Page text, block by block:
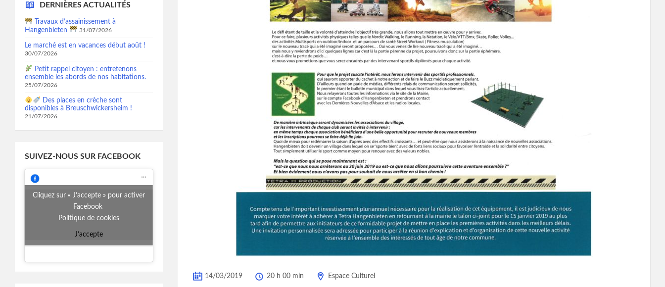
14/03/2019 20 h 00 min Espace Culturel
DERNIÈRES ACTUALITÉS
Travaux d’assainissement à
Hangenbieten
31/07/2026
Le marché est en vacances début août !
30/07/2026
Petit rappel citoyen : entretenons
ensemble les abords de nos habitations.
25/07/2026
Des places en crèche sont
disponibles à Breuschwickersheim !
21/07/2026
SUIVEZ-NOUS SUR FACEBOOK
Cliquez sur « J’accepte » pour activer
Facebook
Politique de cookies
J’accepte